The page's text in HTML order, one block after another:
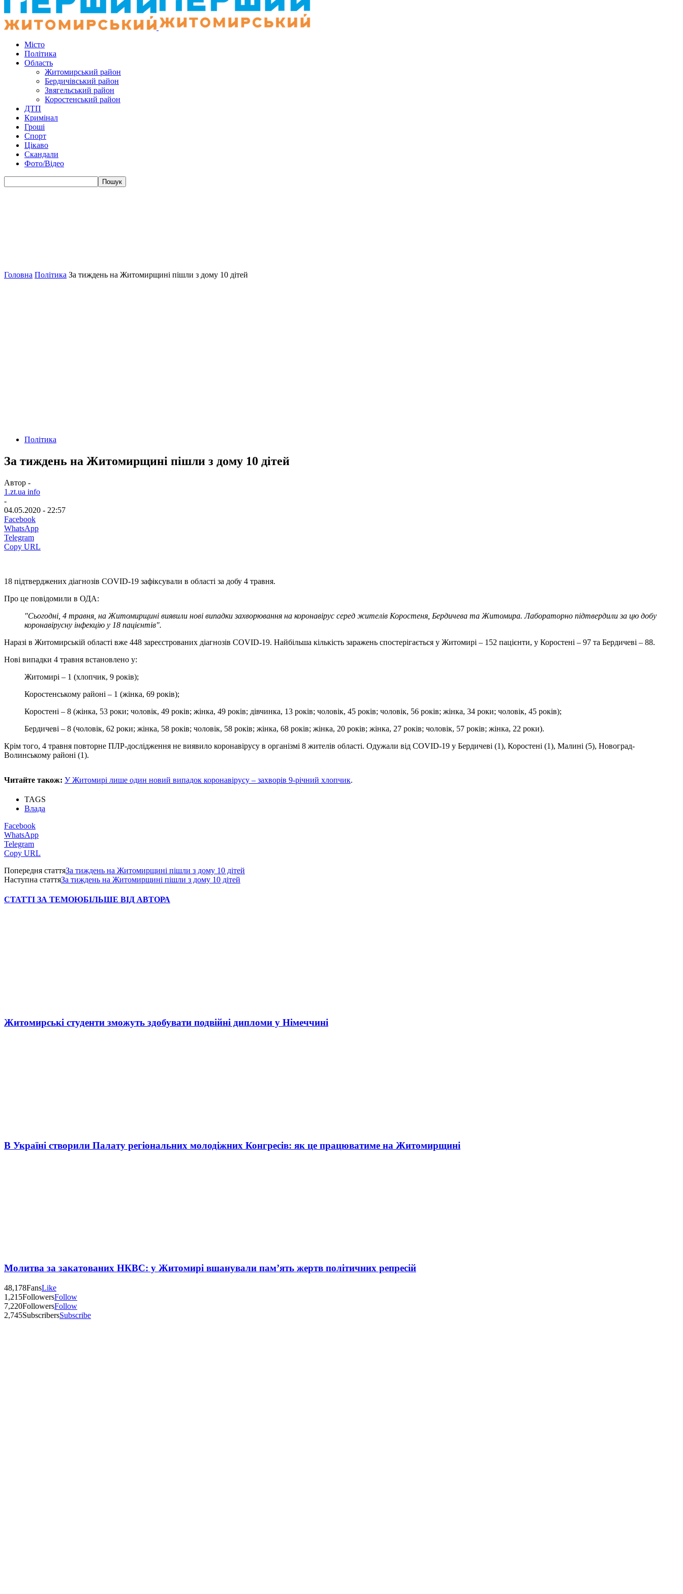
Місто
Політика
Область
Житомирський район
Бердичівський район
Звягельський район
Коростенський район
ДТП
Кримінал
Гроші
Спорт
Цікаво
Скандали
Фото/Відео
Головна Політика За тиждень на Житомирщині пішли з дому 10 дітей
Політика
За тиждень на Житомирщині пішли з дому 10 дітей
Автор -
1.zt.ua info
-
04.05.2020 - 22:57
Facebook
WhatsApp
Telegram
Copy URL
18 підтверджених діагнозів COVID-19 зафіксували в області за добу 4 травня.
Про це повідомили в ОДА:
"Сьогодні, 4 травня, на Житомирщині виявили нові випадки захворювання на коронавірус серед жителів Коростеня, Бердичева та Житомира. Лабораторно підтвердили за цю добу
коронавірусну інфекцію у 18 пацієнтів".
Наразі в Житомирській області вже 448 зареєстрованих діагнозів COVID-19. Найбільша кількість заражень спостерігається у Житомирі – 152 пацієнти, у Коростені – 97 та Бердичеві – 88.
Нові випадки 4 травня встановлено у:
Житомирі – 1 (хлопчик, 9 років);
Коростенському районі – 1 (жінка, 69 років);
Коростені – 8 (жінка, 53 роки; чоловік, 49 років; жінка, 49 років; дівчинка, 13 років; чоловік, 45 років; чоловік, 56 років; жінка, 34 роки; чоловік, 45 років);
Бердичеві – 8 (чоловік, 62 роки; жінка, 58 років; чоловік, 58 років; жінка, 68 років; жінка, 20 років; жінка, 27 років; чоловік, 57 років; жінка, 22 роки).
Крім того, 4 травня повторне ПЛР-дослідження не виявило коронавірусу в організмі 8 жителів області. Одужали від COVID-19 у Бердичеві (1), Коростені (1), Малині (5), Новоград-
Волинському районі (1).
Читайте також: У Житомирі лише один новий випадок коронавірусу – захворів 9-річний хлопчик.
TAGS
Влада
Facebook
WhatsApp
Telegram
Copy URL
Попередня статтяЗа тиждень на Житомирщині пішли з дому 10 дітей
Наступна статтяЗа тиждень на Житомирщині пішли з дому 10 дітей
СТАТТІ ЗА ТЕМОЮБІЛЬШЕ ВІД АВТОРА
Житомирські студенти зможуть здобувати подвійні дипломи у Німеччині
В Україні створили Палату регіональних молодіжних Конгресів: як це працюватиме на Житомирщині
Молитва за закатованих НКВС: у Житомирі вшанували пам’ять жертв політичних репресій
48,178FansLike
1,215FollowersFollow
7,220FollowersFollow
2,745SubscribersSubscribe